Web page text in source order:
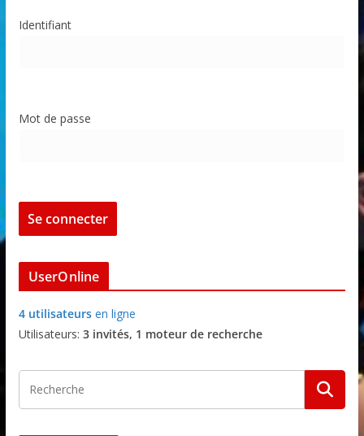
Identifiant
Mot de passe
UserOnline
4 utilisateursen ligne
Utilisateurs: 3 invités, 1 moteur de recherche